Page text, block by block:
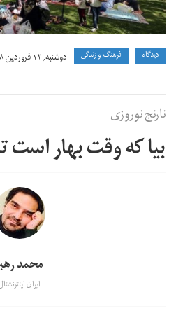
دیدگاه فرهنگ و زندگی دوشنبه, ۱۲ فروردین ۱۳۹۸ ۲۰:۱۷
نارنج نوروزی
بیا که وقت بهار است
محمد
ایران